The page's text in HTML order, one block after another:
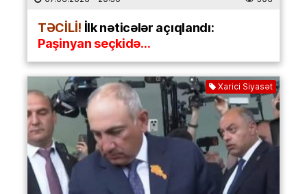
TƏCİLİ! İlk nəticələr açıqlandı:
Paşinyan seçkidə…
Xarici Siyasət